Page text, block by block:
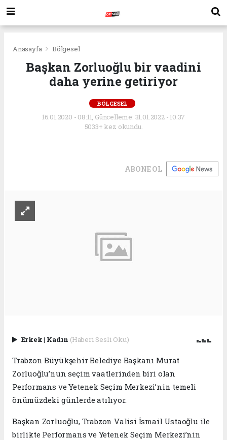
Anasayfa Bölgesel
Başkan Zorluoğlu bir vaadini
daha yerine getiriyor
BÖLGESEL
16.01.2020 - 08:11, Güncelleme: 31.01.2022 - 10:37
5033+ kez okundu.
ABONE OL
Erkek| Kadın (Haberi Sesli Oku)
Trabzon Büyükşehir Belediye Başkanı Murat
Zorluoğlu’nun seçim vaatlerinden biri olan
Performans ve Yetenek Seçim Merkezi’nin temeli
önümüzdeki günlerde atılıyor.
Başkan Zorluoğlu, Trabzon Valisi İsmail Ustaoğlu ile
birlikte Performans ve Yetenek Seçim Merkezi’nin